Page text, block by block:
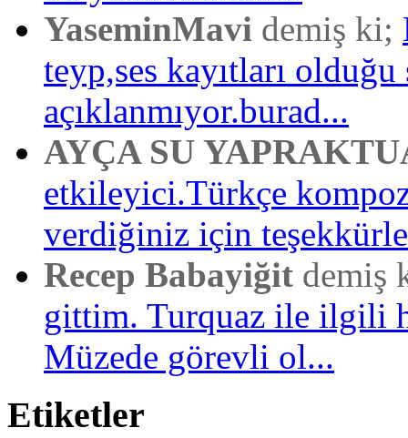
YaseminMavi demiş ki;
teyp,ses kayıtları
açıklanmıyor.burad...
AYÇA SU
etkileyici.Türkçe
verdiğiniz için
Recep Babayiğit demiş
gittim. Turquaz ile ilgili
Müzede görevli ol...
Etiketler